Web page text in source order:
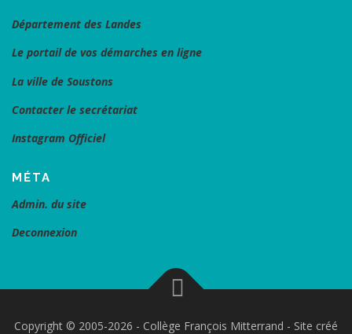
Département des Landes
Le portail de vos démarches en ligne
La ville de Soustons
Contacter le secrétariat
Instagram Officiel
MÉTA
Admin. du site
Deconnexion
Copyright © 2005-2026 - Collège François Mitterrand - Site créé